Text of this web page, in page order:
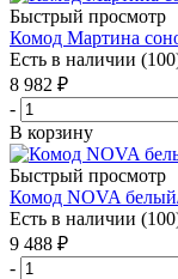
Быстрый просмотр
Комод Мартина
Есть в наличии
8 982 ₽
-
В корзину
Быстрый просмотр
Комод NOVA
Есть в наличии
9 488 ₽
-